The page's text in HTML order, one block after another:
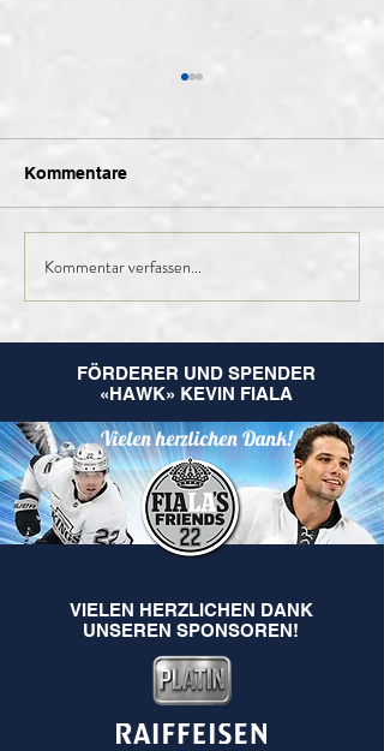
Finales Kader der 1.
Mannschaft für die
Kommentare
Kommentar verfassen...
FÖRDERER UND SPENDER
«HAWK» KEVIN FIALA
Vielen herzlichen Dank!
VIELEN HERZLICHEN DANK
UNSEREN SPONSOREN!